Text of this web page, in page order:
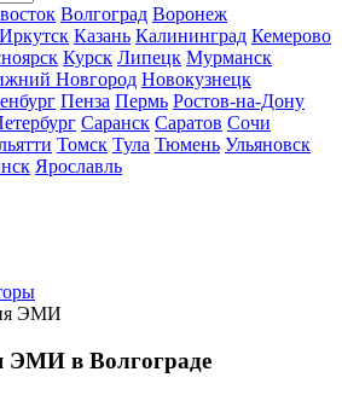
Волгоград Воронеж
Иркутск Казань Калининград Кемерово
Курск Липецк Мурманск
Новгород Новокузнецк
Пенза Пермь Ростов-на-Дону
Саранск Саратов Сочи
Томск Тула Тюмень Ульяновск
Ярославль
ЭМИ
ЭМИ в Волгограде